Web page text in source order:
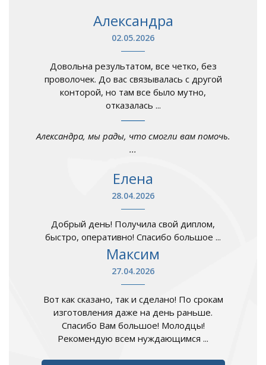
Александра
02.05.2026
Довольна результатом, все четко, без
проволочек. До вас связывалась с другой
конторой, но там все было мутно,
отказалась ...
Александра, мы рады, что смогли вам помочь.
...
Елена
28.04.2026
Добрый день! Получила свой диплом,
быстро, оперативно! Спасибо большое ...
Максим
27.04.2026
Вот как сказано, так и сделано! По срокам
изготовления даже на день раньше.
Спасибо Вам большое! Молодцы!
Рекомендую всем нуждающимся ...